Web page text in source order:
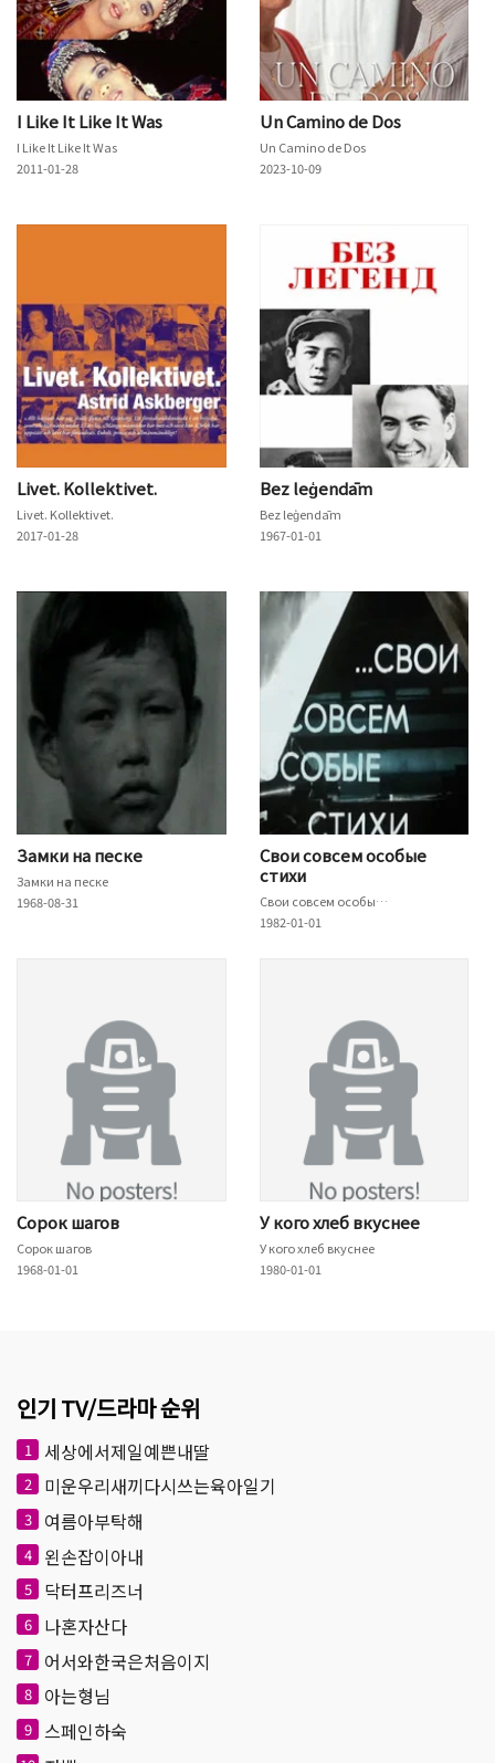
I Like It Like It Was
I Like It Like It Was
2011-01-28
Un Camino de Dos
Un Camino de Dos
2023-10-09
Livet. Kollektivet.
Livet. Kollektivet.
2017-01-28
Bez leģendām
Bez leģendām
1967-01-01
Замки на песке
Замки на песке
1968-08-31
Свои совсем особые
стихи
Свои совсем особые стихи
1982-01-01
Сорок шагов
Сорок шагов
1968-01-01
У кого хлеб вкуснее
У кого хлеб вкуснее
1980-01-01
인기 TV/드라마 순위
1 세상에서제일예쁜내딸
2 미운우리새끼다시쓰는육아일기
3 여름아부탁해
4 왼손잡이아내
5 닥터프리즈너
6 나혼자산다
7 어서와한국은처음이지
8 아는형님
9 스페인하숙